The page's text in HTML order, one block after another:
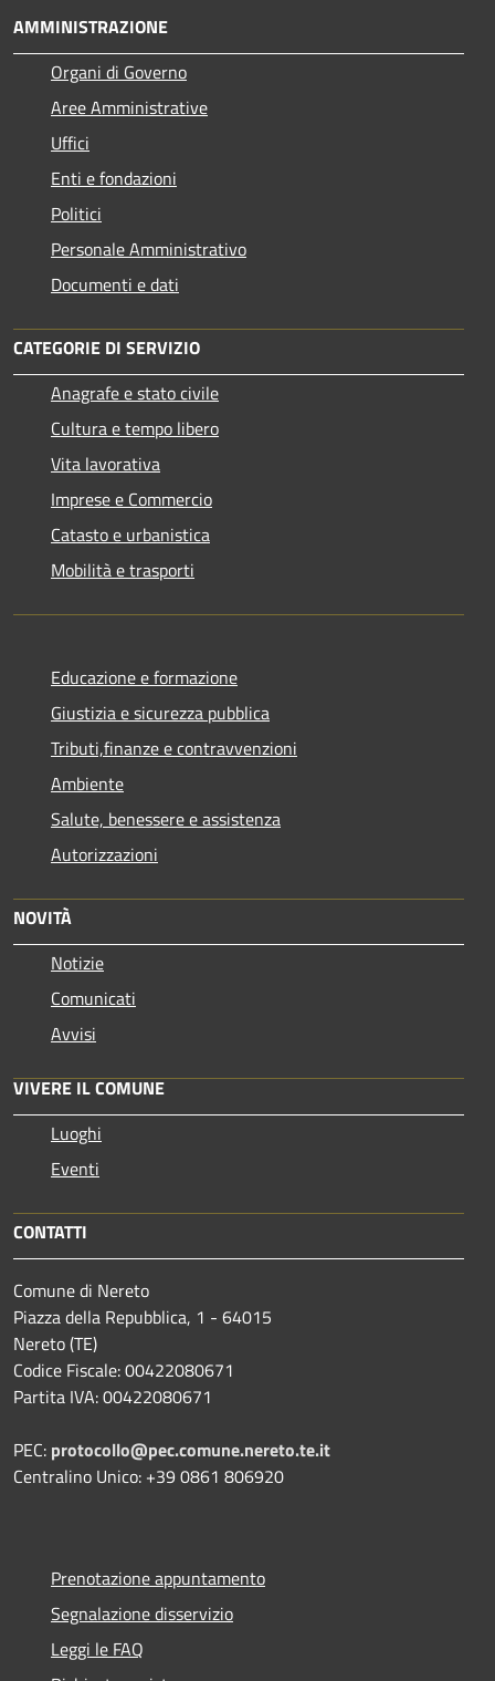
AMMINISTRAZIONE
Organi di Governo
Aree Amministrative
Uffici
Enti e fondazioni
Politici
Personale Amministrativo
Documenti e dati
CATEGORIE DI SERVIZIO
Anagrafe e stato civile
Cultura e tempo libero
Vita lavorativa
Imprese e Commercio
Catasto e urbanistica
Mobilità e trasporti
Educazione e formazione
Giustizia e sicurezza pubblica
Tributi,finanze e contravvenzioni
Ambiente
Salute, benessere e assistenza
Autorizzazioni
NOVITÀ
Notizie
Comunicati
Avvisi
VIVERE IL COMUNE
Luoghi
Eventi
CONTATTI
Comune di Nereto
Piazza della Repubblica, 1 - 64015
Nereto (TE)
Codice Fiscale: 00422080671
Partita IVA: 00422080671
PEC: protocollo@pec.comune.nereto.te.it
Centralino Unico: +39 0861 806920
Prenotazione appuntamento
Segnalazione disservizio
Leggi le FAQ